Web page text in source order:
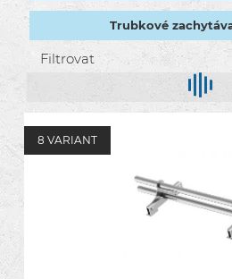
Trubkové
Filtrovat
8 VARIANT